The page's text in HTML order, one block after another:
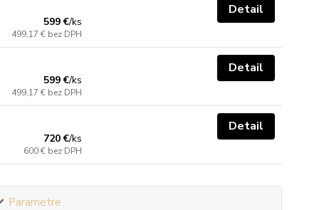
599 €/ks
499,17 € bez DPH
Detail
599 €/ks
499,17 € bez DPH
Detail
720 €/ks
600 € bez DPH
Detail
Parametre